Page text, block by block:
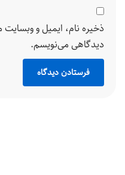
ذخیره نام، ایمیل و وبسایت
دیدگاهی می‌نویسم.